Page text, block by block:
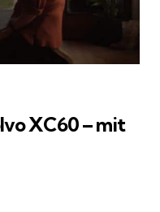
XC60 – mit